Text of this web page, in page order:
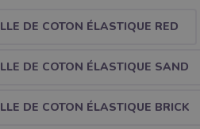
DE COTON ÉLASTIQUE RED
DE COTON ÉLASTIQUE SAND
DE COTON ÉLASTIQUE BRICK